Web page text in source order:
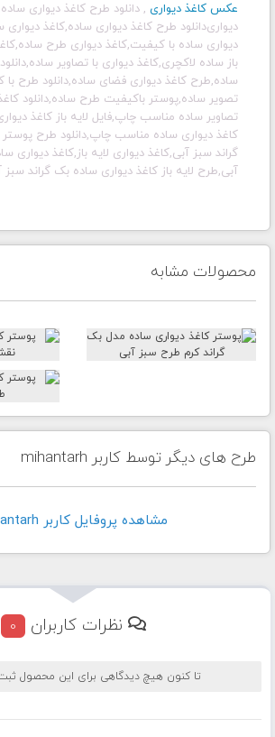
عکس کاغذ دیواری , دانلود طرح کاغذ دیواری ساده
دیواریدانلود طرح کاغذ دیواری ساده,کاغذ دیواری
دیواری ساده با کیفیت,کاغذ دیواری طرح
باز ساده لاکچری,کاغذ دیواری با تصاویر
ساده,طرح کاغذ دیواری فضای ساده,دانلود طرح با
تصویر ساده,پوستر باکیفیت طرح ساده,دانلود
تصاویر ساده مناسب چاپ,فایل لایه باز کاغذ
کاغذ دیواری ساده مناسب چاپ,دانلود طرح
گراند سبز آبی,کاغذ دیواری لایه باز,کاغذ دیواری
آبی,طرح لایه باز کاغذ دیواری ساده بک گراند سبز
محصولات مشابه
طرح های دیگر توسط کاربر mihantarh
مشاهده پروفايل کاربر mihantarh
نظرات کاربران 0
تا کنون هیچ دیدگاهی برای این محصول